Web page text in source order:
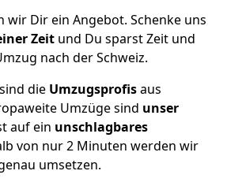
wir Dir ein Angebot. Schenke uns
Zeit und Du sparst Zeit und
nach der Schweiz.
die Umzugsprofisaus
Umzüge sind unser
auf ein unschlagbares
von nur2 Minuten werden wir
umsetzen.